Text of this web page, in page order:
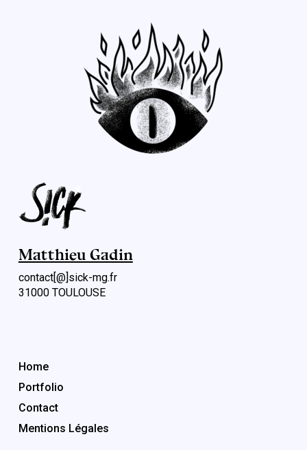
Matthieu Gadin
contact[@]sick-mg.fr
31000 TOULOUSE
Home
Portfolio
Contact
Mentions Légales